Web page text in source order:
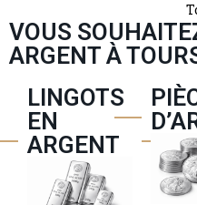
VOUS
ARGENT À
LINGOTS
EN
ARGENT